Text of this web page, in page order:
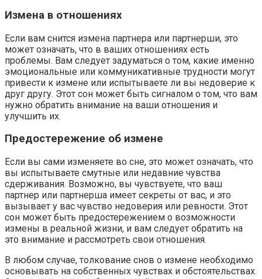
Измена в отношениях
Если вам снится измена партнера или партнерши, это
может означать, что в ваших отношениях есть
проблемы. Вам следует задуматься о том, какие именно
эмоциональные или коммуникативные трудности могут
привести к измене или испытываете ли вы недоверие к
друг другу. Этот сон может быть сигналом о том, что вам
нужно обратить внимание на ваши отношения и
улучшить их.
Предостережение об измене
Если вы сами изменяете во сне, это может означать, что
вы испытываете смутные или недавние чувства
сдерживания. Возможно, вы чувствуете, что ваш
партнер или партнерша имеет секреты от вас, и это
вызывает у вас чувство недоверия или ревности. Этот
сон может быть предостережением о возможности
измены в реальной жизни, и вам следует обратить на
это внимание и рассмотреть свои отношения.
В любом случае, толкование снов о измене необходимо
основывать на собственных чувствах и обстоятельствах.